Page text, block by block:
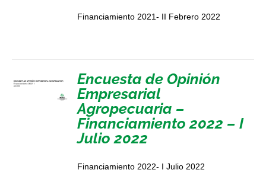
Financiamiento 2021- II Febrero 2022
Encuesta de Opinión
Empresarial
Agropecuaria –
Financiamiento 2022 – I
Julio 2022
Financiamiento 2022- I Julio 2022